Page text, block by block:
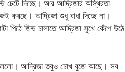
চেটে দিচ্ছে। আর আদ্রিজার অস্থিরতা
করছে। আদ্রিজা শুধু বাধা দিচ্ছে না।
পিঠে জিভ চালাতে আদ্রিজা সুখে কেঁপে উঠে
আদ্রিজা তবুও চোখ বুজে আছে। সব